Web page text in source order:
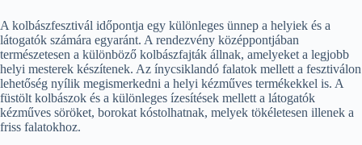
A kolbászfesztivál időpontja egy különleges ünnep a helyiek és a
látogatók számára egyaránt. A rendezvény középpontjában
természetesen a különböző kolbászfajták állnak, amelyeket a legjobb
helyi mesterek készítenek. Az ínycsiklandó falatok mellett a fesztiválon
lehetőség nyílik megismerkedni a helyi kézműves termékekkel is. A
füstölt kolbászok és a különleges ízesítések mellett a látogatók
kézműves söröket, borokat kóstolhatnak, melyek tökéletesen illenek a
friss falatokhoz.